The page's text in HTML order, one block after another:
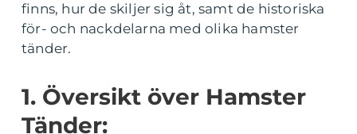
finns, hur de skiljer sig åt, samt de historiska
för- och nackdelarna med olika hamster
tänder.
1. Översikt över Hamster
Tänder: